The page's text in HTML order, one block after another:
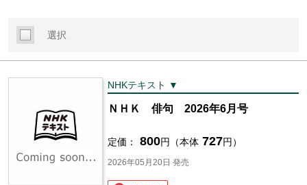
選択
NHKテキスト ▼
ＮＨＫ 俳句 2026年6月号
定価： 800円（本体 727円）
2026年05月20日 発売